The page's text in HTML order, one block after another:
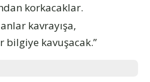
korkacaklar.
kavrayışa,
bilgiye kavuşacak.”